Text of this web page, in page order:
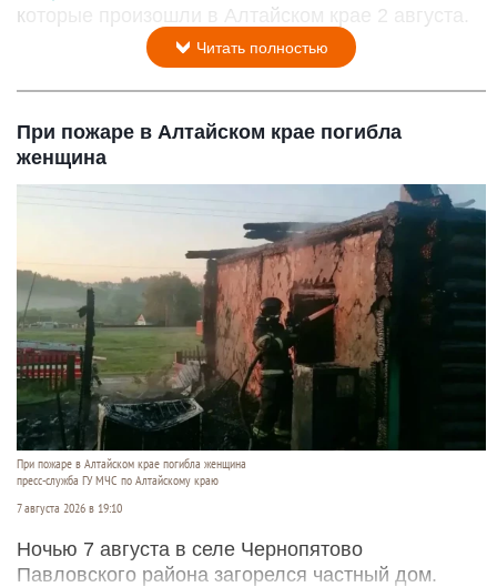
которые произошли в Алтайском крае 2 августа.
Читать полностью
При пожаре в Алтайском крае погибла
женщина
При пожаре в Алтайском крае погибла женщина
пресс-служба ГУ МЧС по Алтайскому краю
7 августа 2026 в 19:10
Ночью 7 августа в селе Чернопятово
Павловского района загорелся частный дом.